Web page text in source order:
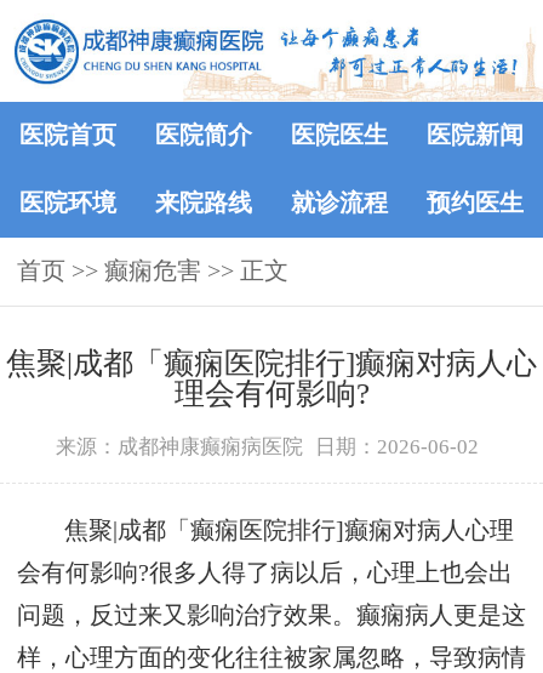
医院首页 医院简介 医院医生 医院新闻
医院环境 来院路线 就诊流程 预约医生
首页 >> 癫痫危害 >> 正文
焦聚|成都「癫痫医院排行]癫痫对病人心
理会有何影响?
来源：成都神康癫痫病医院 日期：2026-06-02
焦聚|成都「癫痫医院排行]癫痫对病人心理
会有何影响?很多人得了病以后，心理上也会出
问题，反过来又影响治疗效果。癫痫病人更是这
样，心理方面的变化往往被家属忽略，导致病情